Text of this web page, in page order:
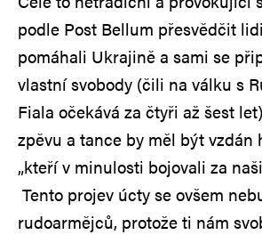
podle Post Bellum přesvědčit
pomáhali Ukrajině a sami se
vlastní svobody (čili na válku s
Fiala očekává za čtyři až šest
zpěvu a tance by měl být vzdán
„kteří v minulosti bojovali za
Tento projev úcty se ovšem
rudoarmějců, protože ti nám